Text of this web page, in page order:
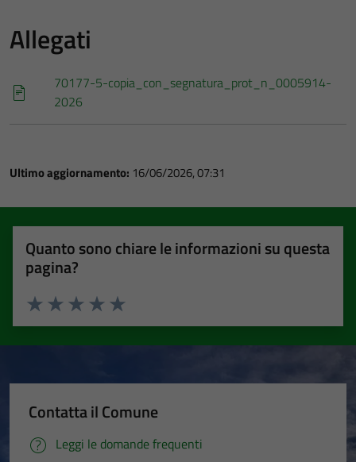
Allegati
70177-5-copia_con_segnatura_prot_n_0005914-
2026
Ultimo aggiornamento: 16/06/2026, 07:31
Quanto sono chiare le informazioni su questa
pagina?
Valuta 5 stelle su 5
Valuta 4 stelle su 5
Valuta 3 stelle su 5
Valuta 2 stelle su 5
Valuta 1 stelle su 5
Contatta il Comune
Leggi le domande frequenti